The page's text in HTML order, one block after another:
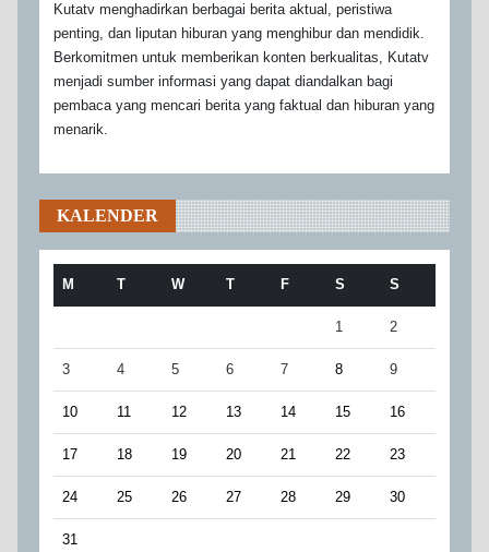
Kutatv menghadirkan berbagai berita aktual, peristiwa
penting, dan liputan hiburan yang menghibur dan mendidik.
Berkomitmen untuk memberikan konten berkualitas, Kutatv
menjadi sumber informasi yang dapat diandalkan bagi
pembaca yang mencari berita yang faktual dan hiburan yang
menarik.
KALENDER
M T W T F S S
1 2
3 4 5 6 7 8 9
10 11 12 13 14 15 16
17 18 19 20 21 22 23
24 25 26 27 28 29 30
31